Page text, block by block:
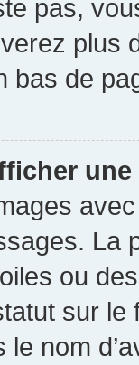
pas,
plus
bas de
La
ou
sur
nom